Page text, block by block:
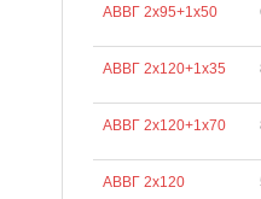
АВВГ 2х95+1х50
АВВГ 2х120+1х35
АВВГ 2х120+1х70
АВВГ 2х120